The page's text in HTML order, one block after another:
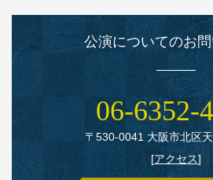
公演についてのお
〒530‑0041 大阪市北区
[アクセス]